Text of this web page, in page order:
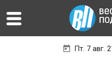
Пт. 7 авг.